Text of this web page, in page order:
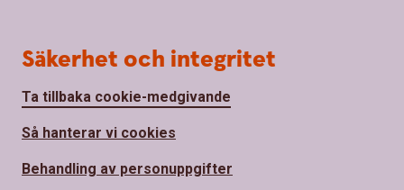
Säkerhet och integritet
Ta tillbaka cookie-medgivande
Så hanterar vi cookies
Behandling av personuppgifter